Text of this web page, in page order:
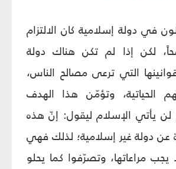
في دولة إسلامية كان الالتزام
لكن إذا لم تكن هناك دولة
التي ترعى مصالح الناس،
الحياتية، وتؤمّن هذا الهدف
لن يأتي الإسلام ليقول: إنّ هذه
عن دولة غير إسلامية؛ لذلك فهي
يجب مراعاتها، وتصرّفوا كما يحلو